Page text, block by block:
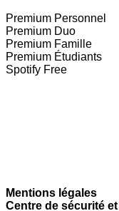
Premium Personnel
Premium Duo
Premium Famille
Premium Étudiants
Spotify Free
Mentions légales
Centre de sécurité